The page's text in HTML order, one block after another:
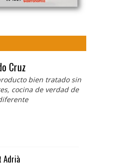
Cruz
bien tratado sin
cocina de verdad de
Adrià